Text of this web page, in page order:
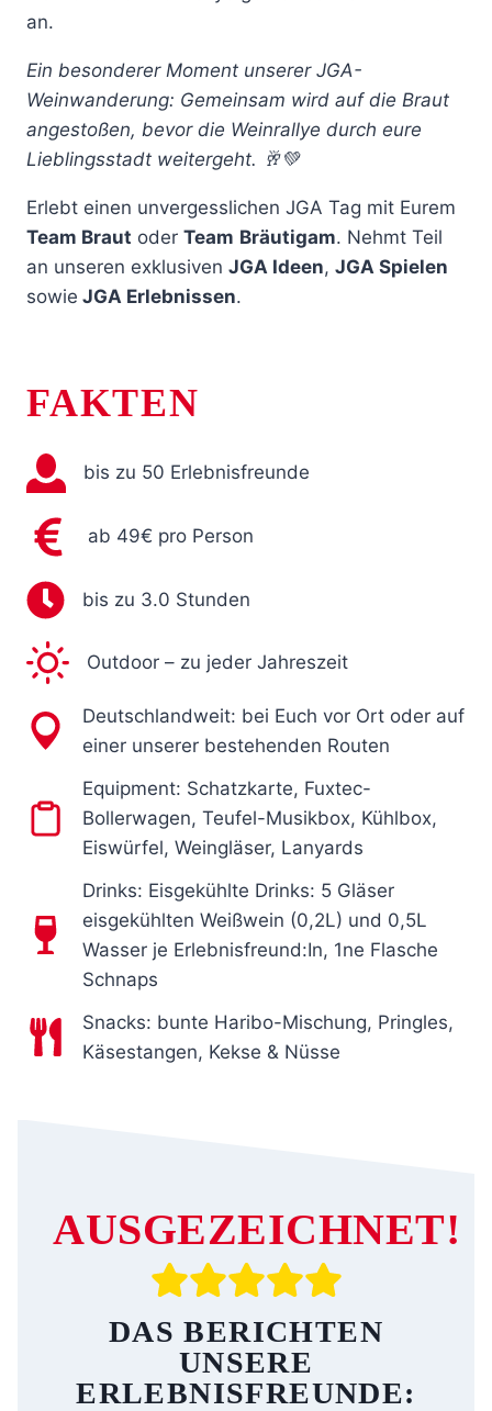
Ein besonderer Moment unserer JGA-
Weinwanderung: Gemeinsam wird auf die Braut
angestoßen, bevor die Weinrallye durch eure
Lieblingsstadt weitergeht. 🥂💚
Erlebt einen unvergesslichen JGA Tag mit Eurem
Team Braut oder Team Bräutigam. Nehmt Teil
an unseren exklusiven JGA Ideen, JGA Spielen
sowie JGA Erlebnissen.
FAKTEN
bis zu 50 Erlebnisfreunde
ab 49€ pro Person
bis zu 3.0 Stunden
Outdoor – zu jeder Jahreszeit
Deutschlandweit: bei Euch vor Ort oder auf
einer unserer bestehenden Routen
Equipment: Schatzkarte, Fuxtec-
Bollerwagen, Teufel-Musikbox, Kühlbox,
Eiswürfel, Weingläser, Lanyards
Drinks: Eisgekühlte Drinks: 5 Gläser
eisgekühlten Weißwein (0,2L) und 0,5L
Wasser je Erlebnisfreund:In, 1ne Flasche
Schnaps
Snacks: bunte Haribo-Mischung, Pringles,
Käsestangen, Kekse & Nüsse
AUSGEZEICHNET!
DAS BERICHTEN
UNSERE
ERLEBNISFREUNDE: